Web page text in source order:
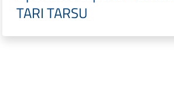
TARI TARSU